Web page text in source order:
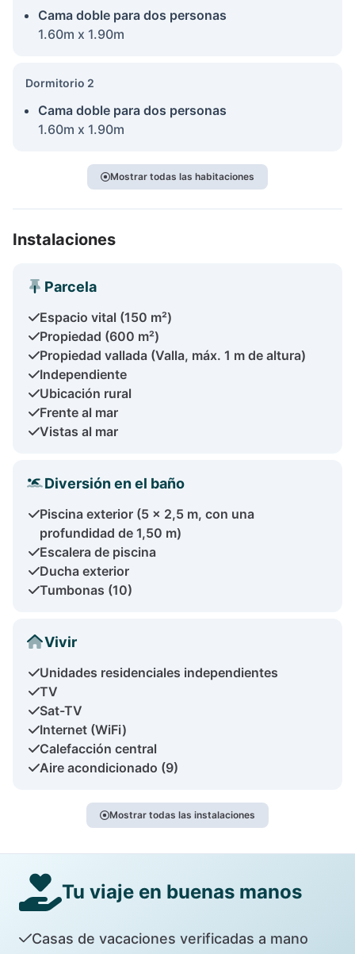
Cama doble para dos personas
1.60m x 1.90m
Dormitorio 2
Cama doble para dos personas
1.60m x 1.90m
Mostrar todas las habitaciones
Instalaciones
Parcela
Espacio vital (150 m²)
Propiedad (600 m²)
Propiedad vallada (Valla, máx. 1 m de altura)
Independiente
Ubicación rural
Frente al mar
Vistas al mar
Diversión en el baño
Piscina exterior (5 x 2,5 m, con una
profundidad de 1,50 m)
Escalera de piscina
Ducha exterior
Tumbonas (10)
Vivir
Unidades residenciales independientes
TV
Sat-TV
Internet (WiFi)
Calefacción central
Aire acondicionado (9)
Mostrar todas las instalaciones
Tu viaje en buenas manos
Casas de vacaciones verificadas a mano